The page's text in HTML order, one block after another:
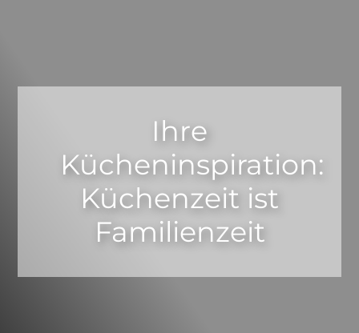
Ihre
Kücheninspiration:
Küchenzeit ist
Familienzeit